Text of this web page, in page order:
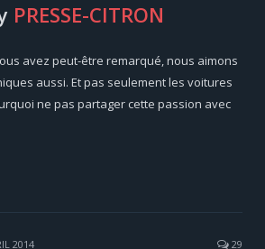
PRESSE-CITRON
avez peut-être remarqué, nous aimons
aussi. Et pas seulement les voitures
ne pas partager cette passion avec
2014 29